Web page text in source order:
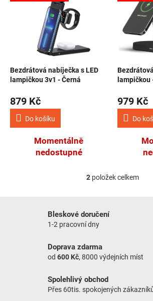
Bezdrátová nabíječka s LED
lampičkou 3v1 - Černá
879 Kč
Do košíku
Momentálně
nedostupné
lampičkou
979 Kč
Do
Ovládací
2položek celkem
Bleskové doručení
1-2 pracovní dny
Doprava zdarma
od 600 Kč, 8000 výdejních míst
Spolehlivý obchod
Přes 60tis. spokojených